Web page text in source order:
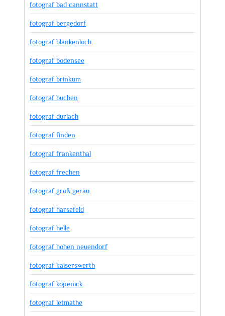
fotograf bad cannstatt
fotograf bergedorf
fotograf blankenloch
fotograf bodensee
fotograf brinkum
fotograf buchen
fotograf durlach
fotograf finden
fotograf frankenthal
fotograf frechen
fotograf groß gerau
fotograf harsefeld
fotograf helle
fotograf hohen neuendorf
fotograf kaiserswerth
fotograf köpenick
fotograf letmathe